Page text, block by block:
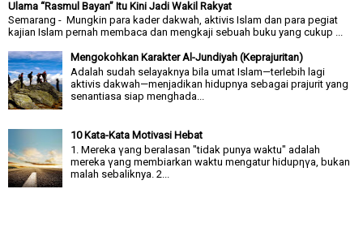
Ulama “Rasmul Bayan” Itu Kini Jadi Wakil Rakyat
Semarang - Mungkin para kader dakwah, aktivis Islam dan para pegiat
kajian Islam pernah membaca dan mengkaji sebuah buku yang cukup ...
Mengokohkan Karakter Al-Jundiyah (Keprajuritan)
Adalah sudah selayaknya bila umat Islam—terlebih lagi
aktivis dakwah—menjadikan hidupnya sebagai prajurit yang
senantiasa siap menghada...
10 Kata-Kata Motivasi Hebat
1. Mereka γang beralasan "tidak punya waktu" adalah
mereka γang membiarkan waktu mengatur hidupηγa, bukan
malah sebaliknya. 2...